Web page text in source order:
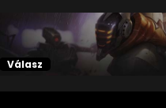
Válasz